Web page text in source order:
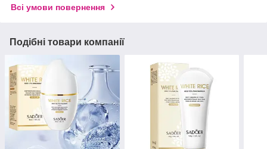
Всі умови повернення
Подібні товари компанії